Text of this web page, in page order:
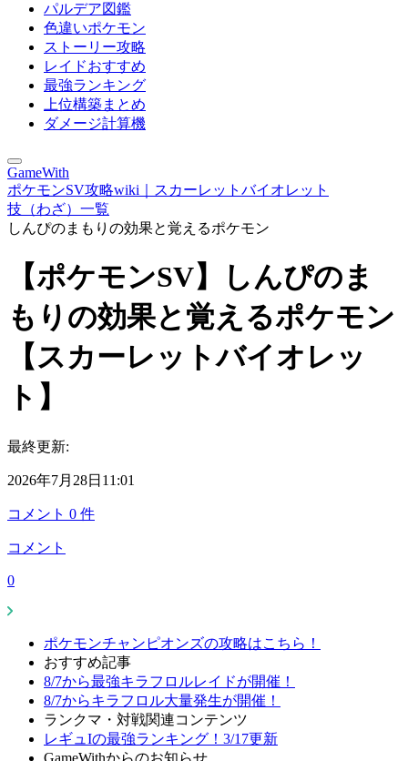
パルデア図鑑
色違いポケモン
ストーリー攻略
レイドおすすめ
最強ランキング
上位構築まとめ
ダメージ計算機
GameWith
ポケモンSV攻略wiki｜スカーレットバイオレット
技（わざ）一覧
しんぴのまもりの効果と覚えるポケモン
【ポケモンSV】しんぴのま
もりの効果と覚えるポケモン
【スカーレットバイオレッ
ト】
最終更新:
2026年7月28日11:01
コメント 0 件
コメント
0
ポケモンチャンピオンズの攻略はこちら！
おすすめ記事
8/7から最強キラフロルレイドが開催！
8/7からキラフロル大量発生が開催！
ランクマ・対戦関連コンテンツ
レギュIの最強ランキング！3/17更新
GameWithからのお知らせ